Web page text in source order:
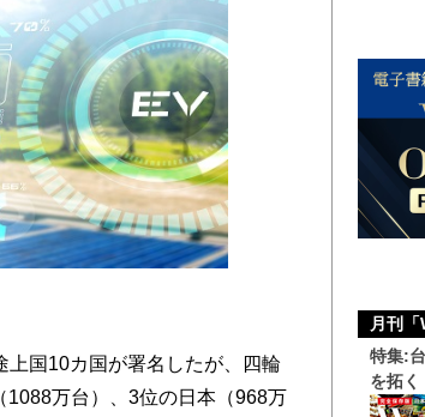
国10カ国が署名したが、四輪
万台）、3位の日本（968万
月刊「
特集:
を拓く